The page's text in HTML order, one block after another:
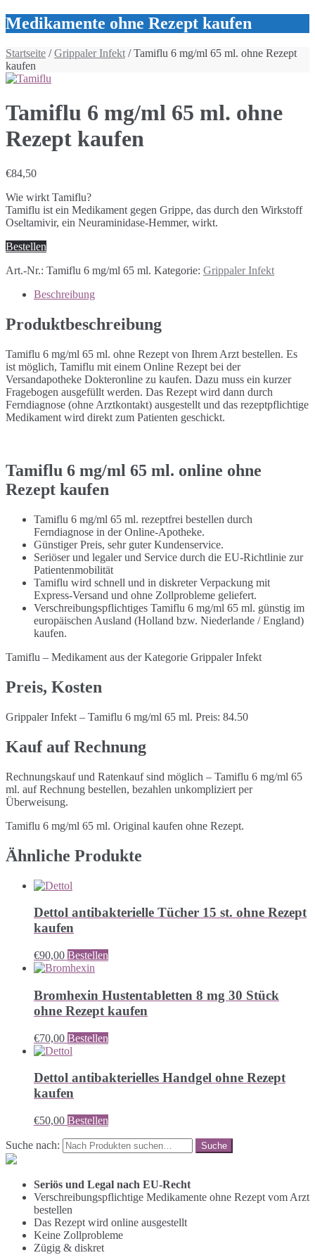
Medikamente ohne Rezept kaufen
Startseite /Grippaler Infekt / Tamiflu 6 mg/ml 65 ml. ohne Rezept
kaufen
Tamiflu 6 mg/ml 65 ml. ohne
Rezept kaufen
€84,50
Wie wirkt Tamiflu?
Tamiflu ist ein Medikament gegen Grippe, das durch den Wirkstoff
Oseltamivir, ein Neuraminidase-Hemmer, wirkt.
Bestellen
Art.-Nr.: Tamiflu 6 mg/ml 65 ml. Kategorie: Grippaler Infekt
Beschreibung
Produktbeschreibung
Tamiflu 6 mg/ml 65 ml. ohne Rezept von Ihrem Arzt bestellen. Es
ist möglich, Tamiflu mit einem Online Rezept bei der
Versandapotheke Dokteronline zu kaufen. Dazu muss ein kurzer
Fragebogen ausgefüllt werden. Das Rezept wird dann durch
Ferndiagnose (ohne Arztkontakt) ausgestellt und das rezeptpflichtige
Medikament wird direkt zum Patienten geschickt.
Tamiflu 6 mg/ml 65 ml. online ohne
Rezept kaufen
Tamiflu 6 mg/ml 65 ml. rezeptfrei bestellen durch
Ferndiagnose in der Online-Apotheke.
Günstiger Preis, sehr guter Kundenservice.
Seriöser und legaler und Service durch die EU-Richtlinie zur
Patientenmobilität
Tamiflu wird schnell und in diskreter Verpackung mit
Express-Versand und ohne Zollprobleme geliefert.
Verschreibungspflichtiges Tamiflu 6 mg/ml 65 ml. günstig im
europäischen Ausland (Holland bzw. Niederlande / England)
kaufen.
Tamiflu – Medikament aus der Kategorie Grippaler Infekt
Preis, Kosten
Grippaler Infekt – Tamiflu 6 mg/ml 65 ml. Preis: 84.50
Kauf auf Rechnung
Rechnungskauf und Ratenkauf sind möglich – Tamiflu 6 mg/ml 65
ml. auf Rechnung bestellen, bezahlen unkompliziert per
Überweisung.
Tamiflu 6 mg/ml 65 ml. Original kaufen ohne Rezept.
Ähnliche Produkte
Dettol antibakterielle Tücher 15 st. ohne Rezept
kaufen
€90,00 Bestellen
Bromhexin Hustentabletten 8 mg 30 Stück
ohne Rezept kaufen
€70,00 Bestellen
Dettol antibakterielles Handgel ohne Rezept
kaufen
€50,00 Bestellen
Suche nach:
Seriös und Legal nach EU-Recht
Verschreibungspflichtige Medikamente ohne Rezept vom Arzt
bestellen
Das Rezept wird online ausgestellt
Keine Zollprobleme
Zügig & diskret